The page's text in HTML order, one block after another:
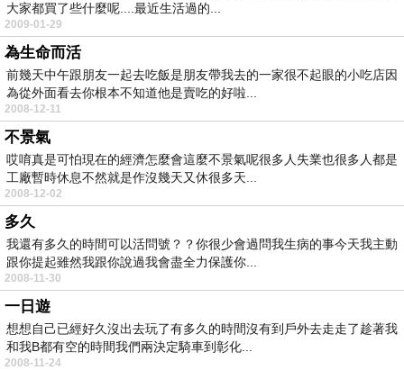
大家都買了些什麼呢....最近生活過的...
2009-01-29
為生命而活
前幾天中午跟朋友一起去吃飯是朋友帶我去的一家很不起眼的小吃店因
為從外面看去你根本不知道他是賣吃的好啦...
2008-12-11
不景氣
哎唷真是可怕現在的經濟怎麼會這麼不景氣呢很多人失業也很多人都是
工廠暫時休息不然就是作沒幾天又休很多天...
2008-12-02
多久
我還有多久的時間可以活問號？？你很少會過問我生病的事今天我主動
跟你提起雖然我跟你說過我會盡全力保護你...
2008-11-30
一日遊
想想自己已經好久沒出去玩了有多久的時間沒有到戶外去走走了趁著我
和我B都有空的時間我們兩決定騎車到彰化...
2008-11-24